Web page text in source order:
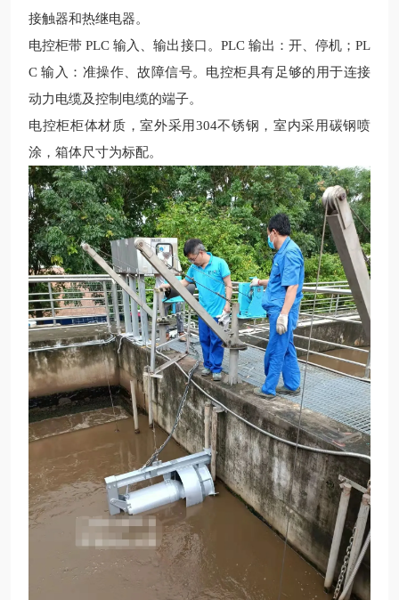
接触器和热继电器。
电控柜带 PLC 输入、输出接口。PLC 输出：开、停机；PL
C 输入：准操作、故障信号。电控柜具有足够的用于连接
动力电缆及控制电缆的端子。
电控柜柜体材质，室外采用304不锈钢，室内采用碳钢喷
涂，箱体尺寸为标配。